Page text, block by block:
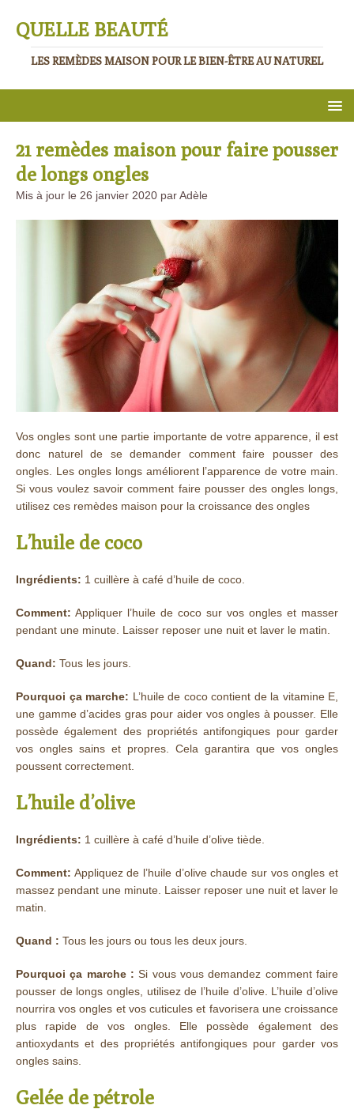
QUELLE BEAUTÉ
LES REMÈDES MAISON POUR LE BIEN-ÊTRE AU NATUREL
21 remèdes maison pour faire pousser
de longs ongles
Mis à jour le 26 janvier 2020 par Adèle
Vos ongles sont une partie importante de votre apparence, il est
donc naturel de se demander comment faire pousser des
ongles. Les ongles longs améliorent l’apparence de votre main.
Si vous voulez savoir comment faire pousser des ongles longs,
utilisez ces remèdes maison pour la croissance des ongles
L’huile de coco
Ingrédients: 1 cuillère à café d’huile de coco.
Comment: Appliquer l’huile de coco sur vos ongles et masser
pendant une minute. Laisser reposer une nuit et laver le matin.
Quand: Tous les jours.
Pourquoi ça marche: L’huile de coco contient de la vitamine E,
une gamme d’acides gras pour aider vos ongles à pousser. Elle
possède également des propriétés antifongiques pour garder
vos ongles sains et propres. Cela garantira que vos ongles
poussent correctement.
L’huile d’olive
Ingrédients: 1 cuillère à café d’huile d’olive tiède.
Comment: Appliquez de l’huile d’olive chaude sur vos ongles et
massez pendant une minute. Laisser reposer une nuit et laver le
matin.
Quand : Tous les jours ou tous les deux jours.
Pourquoi ça marche : Si vous vous demandez comment faire
pousser de longs ongles, utilisez de l’huile d’olive. L’huile d’olive
nourrira vos ongles et vos cuticules et favorisera une croissance
plus rapide de vos ongles. Elle possède également des
antioxydants et des propriétés antifongiques pour garder vos
ongles sains.
Gelée de pétrole